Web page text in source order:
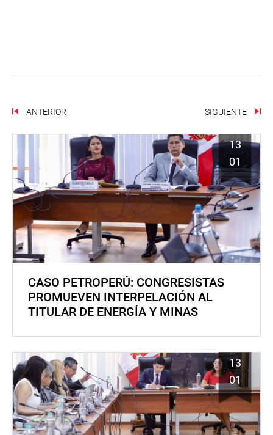
ANTERIOR SIGUIENTE
13
01
CASO PETROPERÚ: CONGRESISTAS
PROMUEVEN INTERPELACIÓN AL
TITULAR DE ENERGÍA Y MINAS
13
01